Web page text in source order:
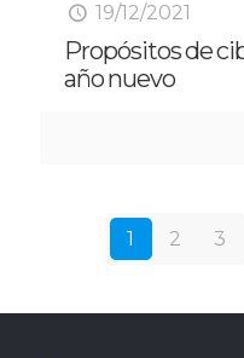
19/12/2021
Propósitos de
año nuevo
1 2 3